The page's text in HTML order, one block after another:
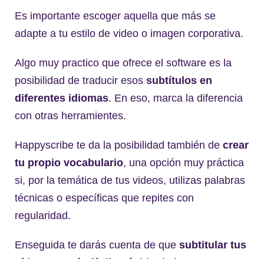
Es importante escoger aquella que más se
adapte a tu estilo de video o imagen corporativa.
Algo muy practico que ofrece el software es la
posibilidad de traducir esos subtítulos en
diferentes idiomas. En eso, marca la diferencia
con otras herramientes.
Happyscribe te da la posibilidad también de crear
tu propio vocabulario, una opción muy práctica
si, por la temática de tus videos, utilizas palabras
técnicas o específicas que repites con
regularidad.
Enseguida te darás cuenta de que subtitular tus